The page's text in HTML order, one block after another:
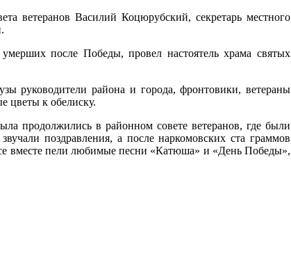
ветеранов Василий Коцюрубский, секретарь местного
после Победы, провел настоятель храма святых
руководители района и города, фронтовики, ветераны
цветы к обелиску.
продолжились в районном совете ветеранов, где были
поздравления, а после наркомовских ста граммов
вместе пели любимые песни «Катюша» и «День Победы»,